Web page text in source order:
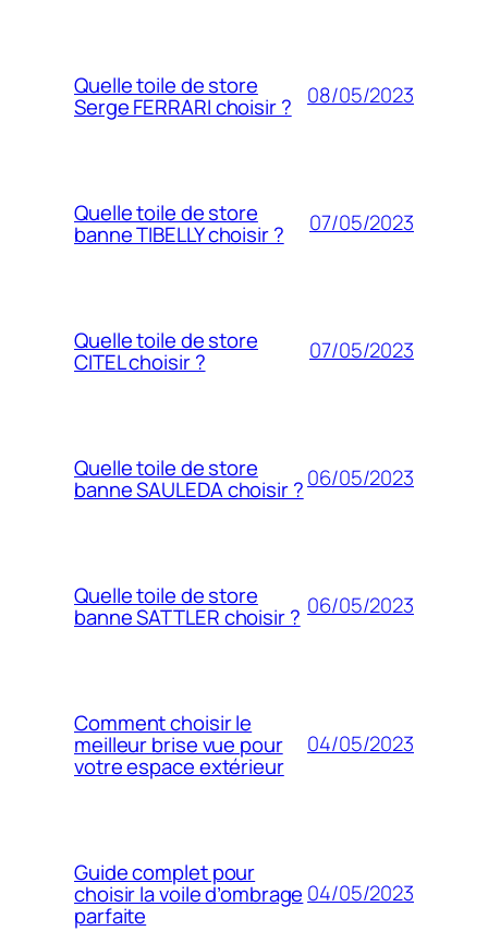
Quelle toile de store
Serge FERRARI choisir ? 08/05/2023
Quelle toile de store
banne TIBELLY choisir ? 07/05/2023
Quelle toile de store
CITEL choisir ? 07/05/2023
Quelle toile de store
banne SAULEDA choisir ?06/05/2023
Quelle toile de store
banne SATTLER choisir ? 06/05/2023
Comment choisir le
meilleur brise vue pour
votre espace extérieur
04/05/2023
Guide complet pour
choisir la voile d’ombrage
parfaite
04/05/2023